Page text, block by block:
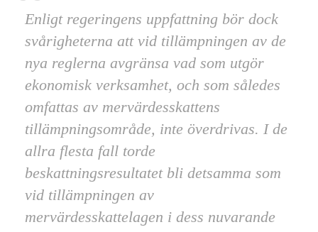
Enligt regeringens uppfattning bör dock
svårigheterna att vid tillämpningen av de
nya reglerna avgränsa vad som utgör
ekonomisk verksamhet, och som således
omfattas av mervärdesskattens
tillämpningsområde, inte överdrivas. I de
allra flesta fall torde
beskattningsresultatet bli detsamma som
vid tillämpningen av
mervärdesskattelagen i dess nuvarande